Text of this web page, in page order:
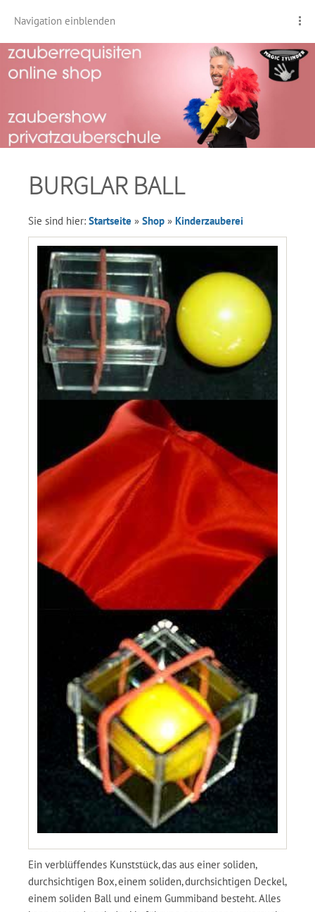
Navigation einblenden
BURGLAR BALL
Sie sind hier: Startseite » Shop » Kinderzauberei
Ein verblüffendes Kunststück, das aus einer soliden,
durchsichtigen Box, einem soliden, durchsichtigen Deckel,
einem soliden Ball und einem Gummiband besteht. Alles